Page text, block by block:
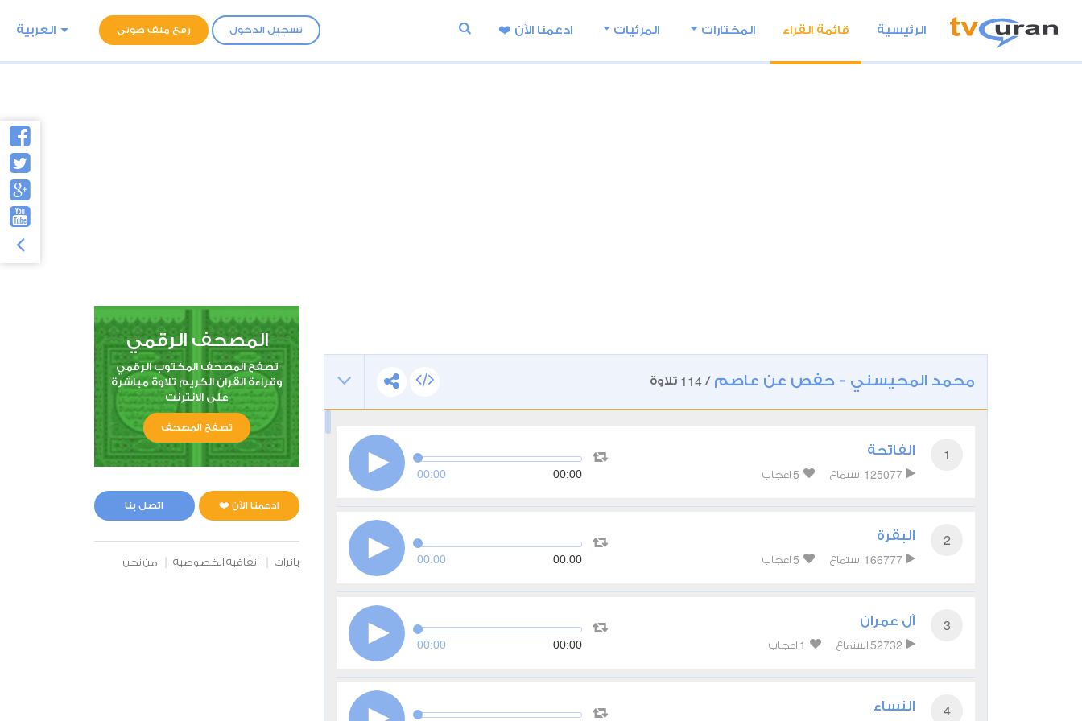
تسجيل الدخول رفع ملف صوتى العربية الرئيسية قائمة القراء المختارات المرئيات ادعمنا اﻵن ❤️
محمد المحيسني - حفص عن عاصم /
114 تلاوة
1 الفاتحة
125077 استماع 5 اعجاب 00:00 00:00
2 البقرة
166777 استماع 5 اعجاب 00:00 00:00
3 آل عمران
52732 استماع 1 اعجاب 00:00 00:00
4 النساء
المصحف الرقمي
تصفح المصحف المكتوب الرقمي
وقراءة القران الكريم تلاوة مباشرة
على الانترنت
تصفح المصحف
ادعمنا الآن ❤️ اتصل بنا
بانرات اتفاقية الخصوصية من نحن